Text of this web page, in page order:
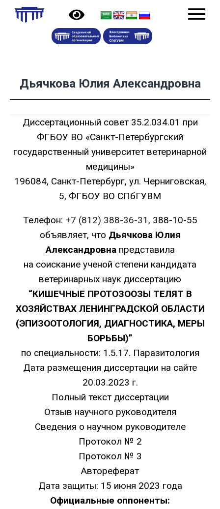
Дьячкова Юлия Александровна
Диссертационный совет 35.2.034.01 при
ФГБОУ ВО «Санкт-Петербургский
государственный университет ветеринарной
медицины»
196084, Санкт-Петербург, ул. Черниговская,
5, ФГБОУ ВО СПбГУВМ
Телефон: +7 (812) 388-36-31 , 388-10-55
объявляет, что Дьячкова Юлия
Александровнапредставила
на соискание ученой степени кандидата
ветеринарных наук диссертацию
“КИШЕЧНЫЕ ПРОТОЗООЗЫ ТЕЛЯТ В
ХОЗЯЙСТВАХ ЛЕНИНГРАДСКОЙ ОБЛАСТИ
(ЭПИЗООТОЛОГИЯ, ДИАГНОСТИКА, МЕРЫ
БОРЬБЫ)”
по специальности: 1.5.17. Паразитология
Дата размещения диссертации на сайте
20.03.2023 г.
Полный текст диссертации
Отзыв научного руководителя
Сведения о научном руководителе
Протокол № 2
Протокол № 3
Автореферат
Дата защиты: 15 июня 2023 года
Официальные оппоненты: